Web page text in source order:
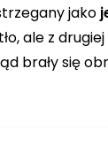
jako
ale z drugiej
brały się